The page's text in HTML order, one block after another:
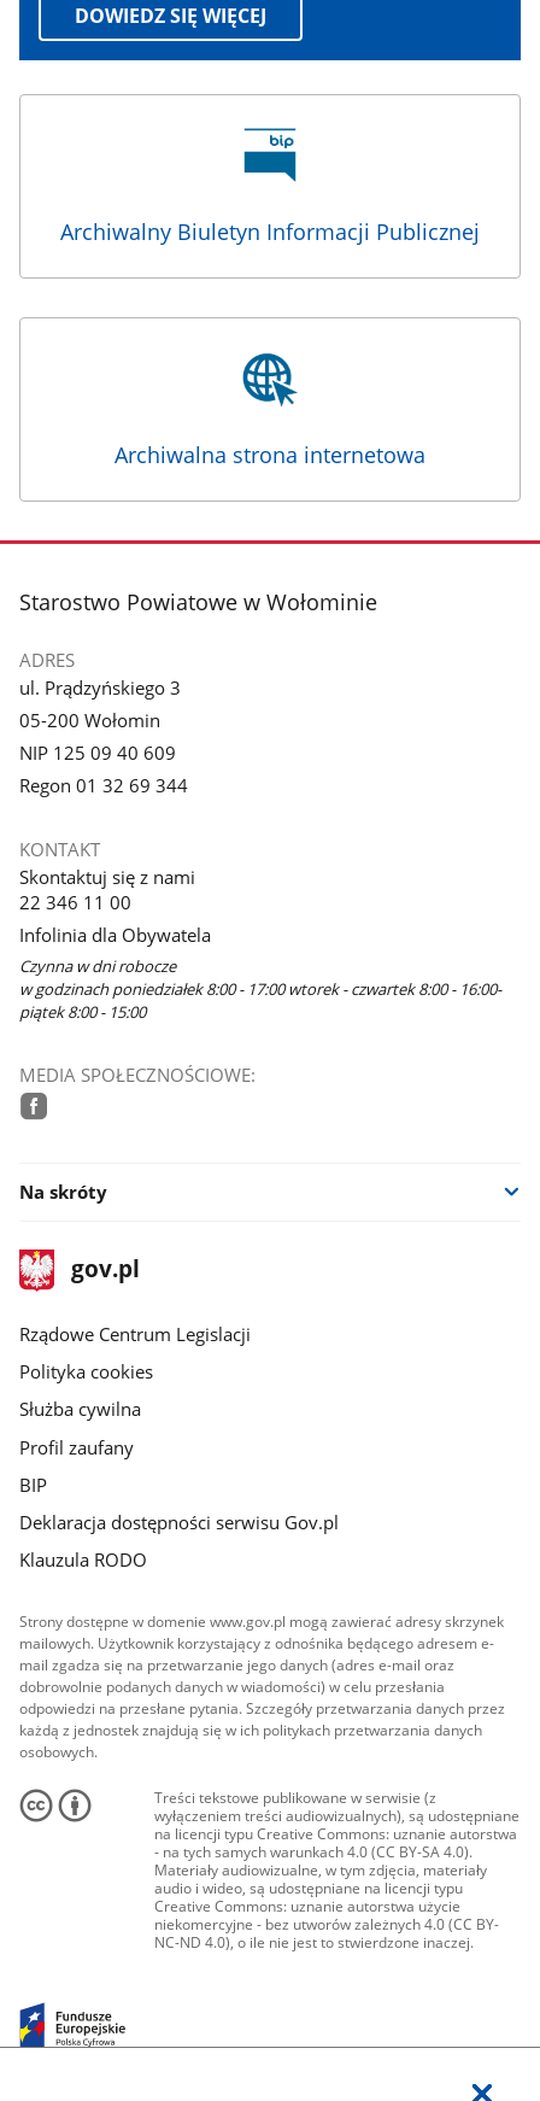
DOWIEDZ SIĘ WIĘCEJ
Archiwalne
Archiwalny Biuletyn Informacji Publicznej
Archiwalna strona internetowa
stopka
Starostwo Powiatowe w Wołominie
ADRES
ul. Prądzyńskiego 3
05-200 Wołomin
NIP 125 09 40 609
Regon 01 32 69 344
KONTAKT
Skontaktuj się z nami
22 346 11 00
Infolinia dla Obywatela
Czynna w dni robocze
w godzinach poniedziałek 8:00 - 17:00 wtorek - czwartek 8:00 - 16:00-
piątek 8:00 - 15:00
MEDIA SPOŁECZNOŚCIOWE:
Na skróty
stopka
gov.plStrona
gov.pl
Rządowe Centrum Legislacji
Polityka cookies
Służba cywilna
Profil zaufany
BIP
Deklaracja dostępności serwisu Gov.pl
Klauzula RODO
Strony dostępne w domenie www.gov.pl mogą zawierać adresy skrzynek
mailowych. Użytkownik korzystający z odnośnika będącego adresem e-
mail zgadza się na przetwarzanie jego danych (adres e-mail oraz
dobrowolnie podanych danych w wiadomości) w celu przesłania
odpowiedzi na przesłane pytania. Szczegóły przetwarzania danych przez
każdą z jednostek znajdują się w ich politykach przetwarzania danych
osobowych.
Treści tekstowe publikowane w serwisie (z
wyłączeniem treści audiowizualnych), są udostępniane
na licencji typu Creative Commons: uznanie autorstwa
- na tych samych warunkach 4.0 (CC BY-SA 4.0).
Materiały audiowizualne, w tym zdjęcia, materiały
audio i wideo, są udostępniane na licencji typu
Creative Commons: uznanie autorstwa użycie
niekomercyjne - bez utworów zależnych 4.0 (CC BY-
NC-ND 4.0), o ile nie jest to stwierdzone inaczej.